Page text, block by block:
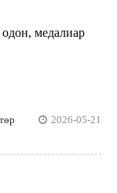
медалиар
2026-05-21